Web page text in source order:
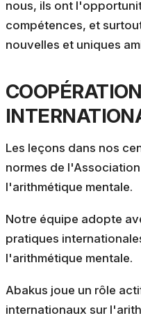
nous, ils ont
compétences, et
nouvelles et uniques
COOPÉRATION
Les leçons dans nos
normes de
l'arithmétique mentale.
Notre équipe adopte
pratiques
l'arithmétique mentale.
Abakus joue un rôle
internationaux sur